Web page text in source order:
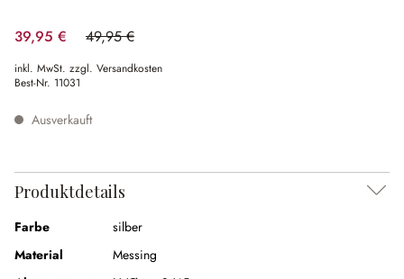
39,95 € 49,95 €
(20.02% gespart)
inkl. MwSt. zzgl. Versandkosten
Best-Nr. 11031
Ausverkauft
Produktdetails
Farbe
silber
Material
Messing